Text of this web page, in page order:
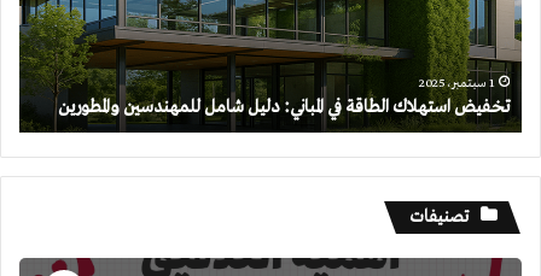
دليل
شامل
للمهندسين
والمطورين
1 سبتمبر، 2025
تخفيض استهلاك الطاقة في المباني: دليل شامل للمهندسين والمطورين
تصنيفات